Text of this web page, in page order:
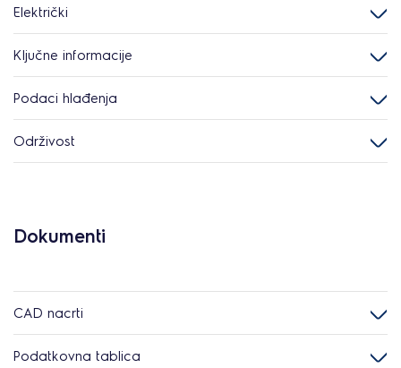
Električki
Ključne informacije
Podaci hlađenja
Održivost
Dokumenti
CAD nacrti
Podatkovna tablica